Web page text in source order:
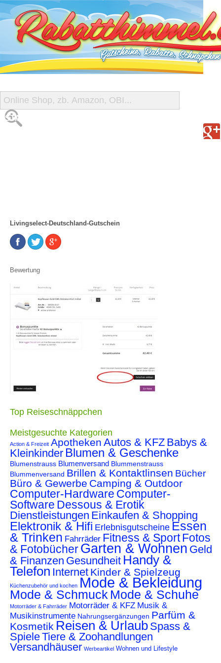
START
Livingselect-Deutschland-Gutschein
Bewertung
Top Reiseschnäppchen
Meistgesuchte Kategorien
Action & Freizeit Apotheken Autos & KFZ Babys &
Kleinkinder Blumen & Geschenke
Blumenstrauss Blumenversand Blummenstrauss
Blummenversand Brillen & Kontaktlinsen Bücher
Büro & Gewerbe Camping & Outdoor
Computer-Hardware Computer-
Software Dessous & Erotik
Dienstleistungen Einkaufen & Shopping
Elektronik & Hifi Erlebnisgutscheine Essen
& Trinken Fahrräder Fitness & SportFotos
& FotobücherGarten & Wohnen Geld
& Finanzen Gesundheit Handy &
Telefon Internet Kinder & Spielzeug
Küchenzubehör und kochen Mode & Bekleidung
Mode & Schmuck Mode & Schuhe
Motorräder & Fahrräder Motorräder & KFZ Musik &
Musikinstrumente Nahrungsergänzungen Parfüm &
Kosmetik Reisen & Urlaub Spass &
SpieleTiere & Zoohandlungen
Versandhäuser Werbeartikel Wohnen und Lifestyle